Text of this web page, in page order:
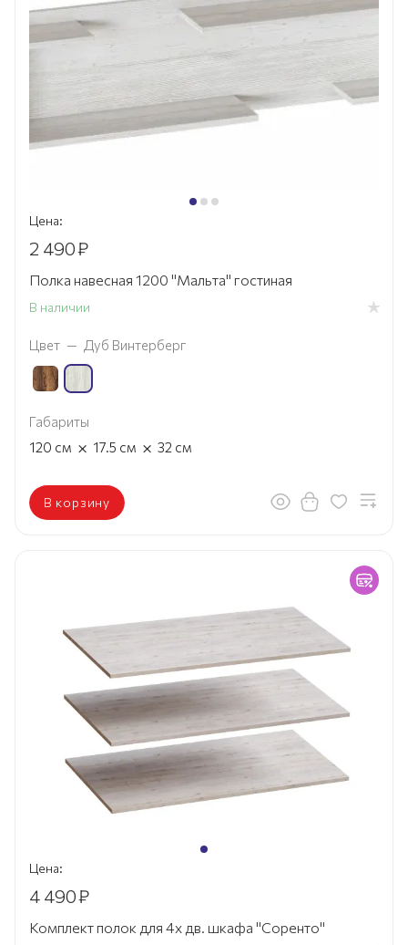
Цена:
2 490₽
Полка навесная 1200 "Мальта" гостиная
В наличии
Цвет — Дуб Винтерберг
Габариты
120 см × 17.5 см × 32 см
В корзину
Цена:
4 490₽
Комплект полок для 4х дв. шкафа "Соренто"